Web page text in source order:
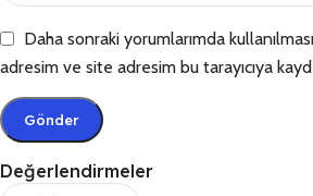
Değerlendirmeler
Daha sonraki yorumlarımda
adresim ve site adresim bu tarayıcıya